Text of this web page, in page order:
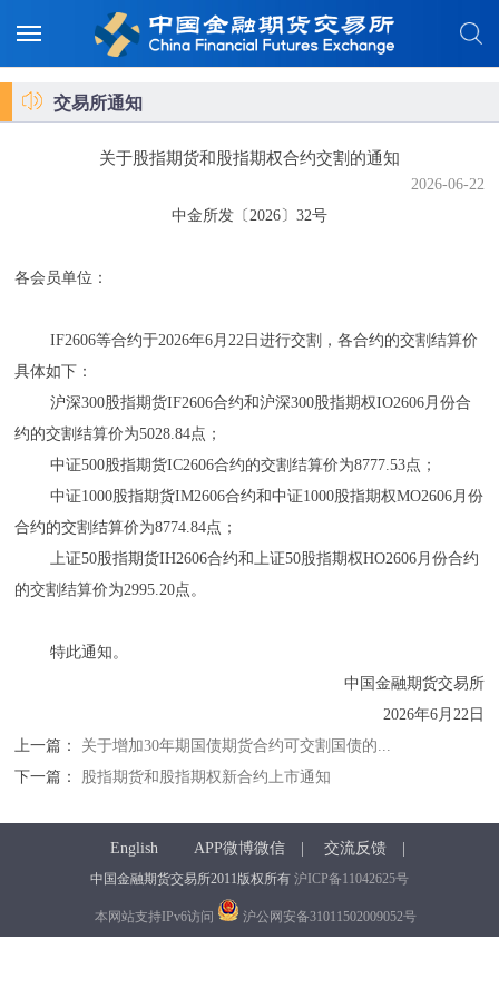
交易所通知
关于股指期货和股指期权合约交割的通知
2026-06-22
中金所发〔2026〕32号
各会员单位：
IF2606等合约于2026年6月22日进行交割，各合约的交割结算价
具体如下：
沪深300股指期货IF2606合约和沪深300股指期权IO2606月份合
约的交割结算价为5028.84点；
中证500股指期货IC2606合约的交割结算价为8777.53点；
中证1000股指期货IM2606合约和中证1000股指期权MO2606月份
合约的交割结算价为8774.84点；
上证50股指期货IH2606合约和上证50股指期权HO2606月份合约
的交割结算价为2995.20点。
特此通知。
中国金融期货交易所
2026年6月22日
上一篇： 关于增加30年期国债期货合约可交割国债的...
下一篇： 股指期货和股指期权新合约上市通知
English APP微博微信 交流反馈
中国金融期货交易所2011版权所有 沪ICP备11042625号
本网站支持IPv6访问 沪公网安备31011502009052号